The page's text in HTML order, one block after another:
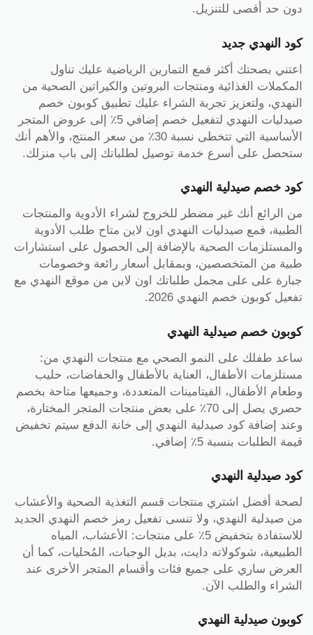
دون حد أقصى للتنزيل.
كود النهدي جديد
اعتني بصحتك أكثر فمع التمارين الرياضية عليك تناول
المكملات الغذائية ومنتجات البروتين والكيراتين الصحية من
النهدي، ولتعزيز تجربة الشراء عليك تطبيق كوبون خصم
صيدليات النهدي لتفعيل خصم إضافي 5٪ إلى عروض المتجر
الأساسية التي تتخطى نسبة 30٪ من سعر المنتج، والأهم أنك
ستحصل على أسرع خدمة توصيل لطلباتك إلى باب منزلك.
كود خصم صيدلية النهدي
من الرائع أنك غير مضطر للخروج لشراء الأدوية والمنتجات
الطبية، فمع صيدليات النهدي اون لاين متاح طلب الأدوية
والمستلزمات الصحية بالإضافة إلى الحصول على استشارات
طبية من المتخصصين، وبمقابل أسعار رائعة وخصومات
جبارة على على مجمل طلباتك اون لاين من موقع النهدي مع
تفعيل كوبون خصم النهدي 2026.
كوبون خصم صيدلية النهدي
ساعد طفلك على النمو الصحي مع منتجات النهدي من:
مستلزمات الأطفال، العناية بالأطفال والحفاضات، حليب
وطعام الأطفال، الفيتامينات المتعددة، وجميعها متاحة بخصم
حصري يصل إلى 70٪ على بعض منتجات المتجر المختارة،
وعند إضافة كود صيدلية النهدي إلى خانة الدفع سيتم تخفيض
قيمة الطلبات بنسبة 5٪ إضافي.
كود صيدلية النهدي
لصحة أفضل اشتري منتجات قسم التغذية الصحية والأعشاب
من صيدلية النهدي، ولا تنسى تفعيل رمز خصم النهدي الجديد
للاستفادة بتخفيض 5٪ على منتجات: الأعشاب، المياه
الطبيعية، شوكولاته دايت، بديل الوجبات، المُحليات، كما أن
العرض ساري على جميع فئات وأقسام المتجر الأخرى عند
الشراء والطلب الآن.
كوبون صيدلية النهدي